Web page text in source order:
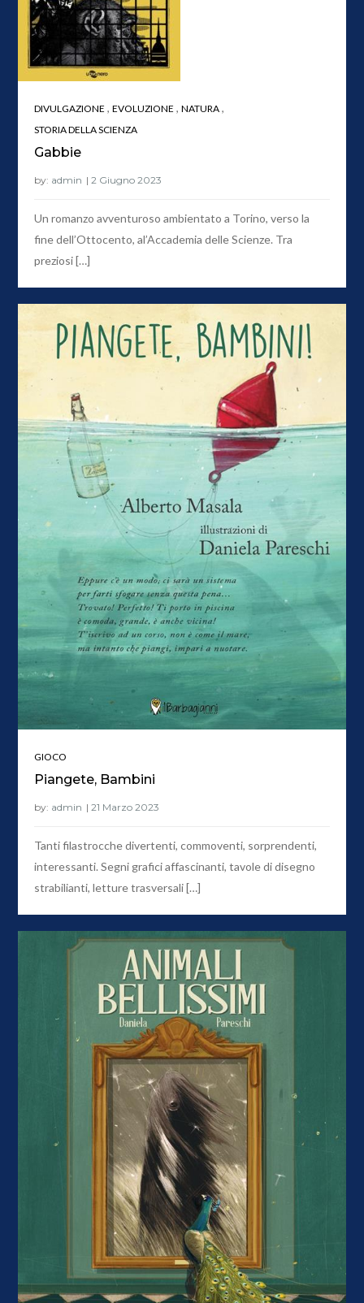
DIVULGAZIONE ,EVOLUZIONE ,NATURA ,
STORIA DELLA SCIENZA
Gabbie
by: admin
Un romanzo avventuroso ambientato a Torino, verso la
fine dell’Ottocento, al’Accademia delle Scienze. Tra
preziosi […]
GIOCO
Piangete, Bambini
by: admin
Tanti filastrocche divertenti, commoventi, sorprendenti,
interessanti. Segni grafici affascinanti, tavole di disegno
strabilianti, letture trasversali […]